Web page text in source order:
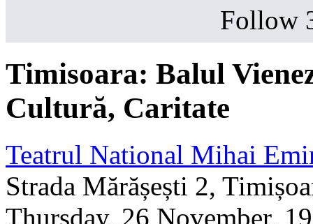
Follow
Timisoara: Balul
Cultură, Caritate
Teatrul National Mihai
Strada Mărășești 2,
Thursday, 26 November,